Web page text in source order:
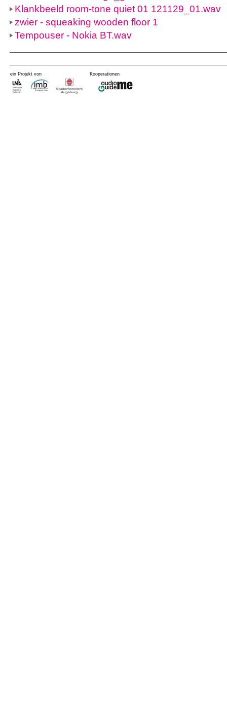
Klankbeeld room-tone quiet 01 121129_01.wav
zwier - squeaking wooden floor 1
Tempouser - Nokia BT.wav
ein Projekt von Kooperationen